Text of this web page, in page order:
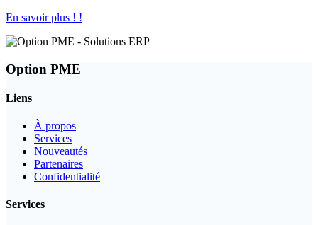
En savoir plus ! !
Option PME
Liens
À propos
Services
Nouveautés
Partenaires
Confidentialité
Services